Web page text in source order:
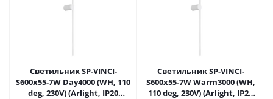
Светильник SP-VINCI-
S600x55-7W Day4000 (WH, 110
deg, 230V) (Arlight, IP20
Светильник SP-VINCI-
S600x55-7W Warm3000 (WH,
110 deg, 230V) (Arlight, IP20